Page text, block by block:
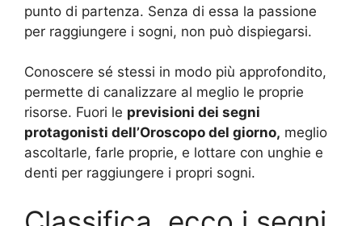
punto di partenza. Senza di essa la passione
per raggiungere i sogni, non può dispiegarsi.
Conoscere sé stessi in modo più approfondito,
permette di canalizzare al meglio le proprie
risorse. Fuori le previsioni dei segni
protagonisti dell’Oroscopo del giorno, meglio
ascoltarle, farle proprie, e lottare con unghie e
denti per raggiungere i propri sogni.